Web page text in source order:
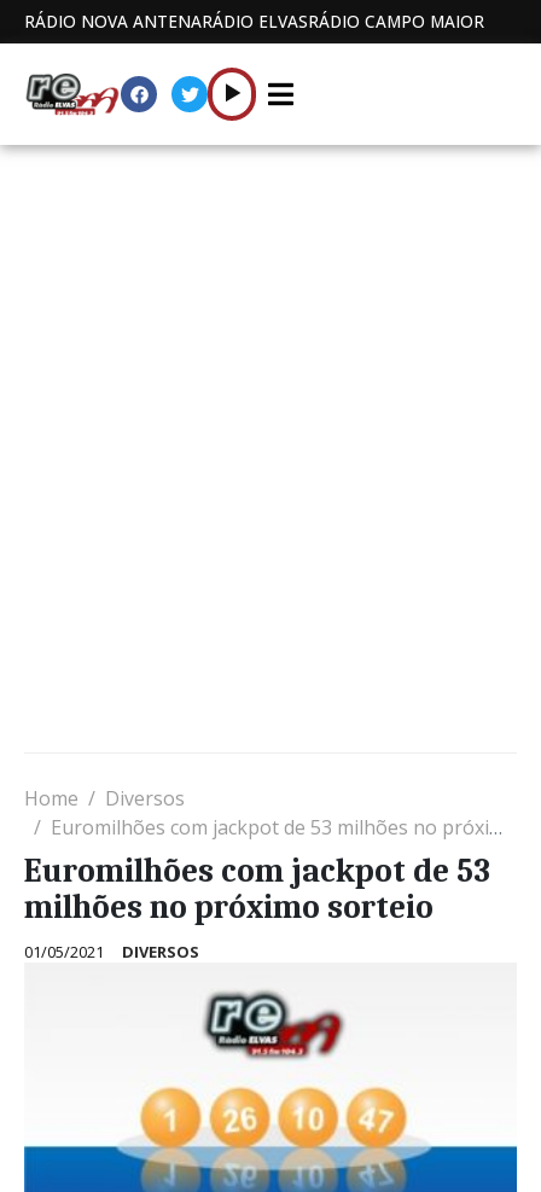
RÁDIO NOVA ANTENARÁDIO ELVASRÁDIO CAMPO MAIOR
Home
Diversos
Euromilhões com jackpot de 53 milhões no próximo sorteio
Euromilhões com jackpot de 53
milhões no próximo sorteio
01/05/2021 DIVERSOS